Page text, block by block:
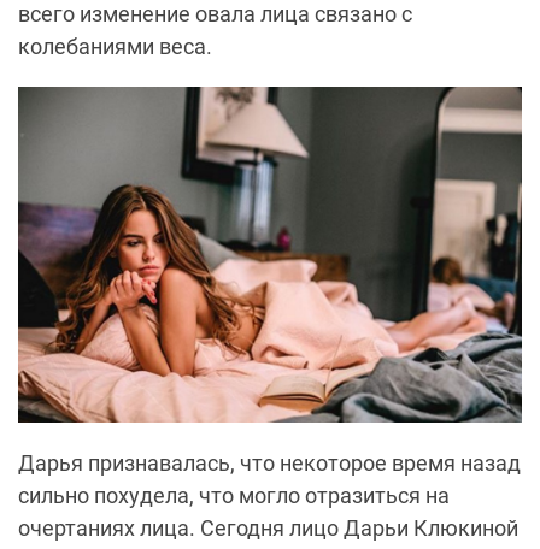
всего изменение овала лица связано с
колебаниями веса.
Дарья признавалась, что некоторое время назад
сильно похудела, что могло отразиться на
очертаниях лица. Сегодня лицо Дарьи Клюкиной